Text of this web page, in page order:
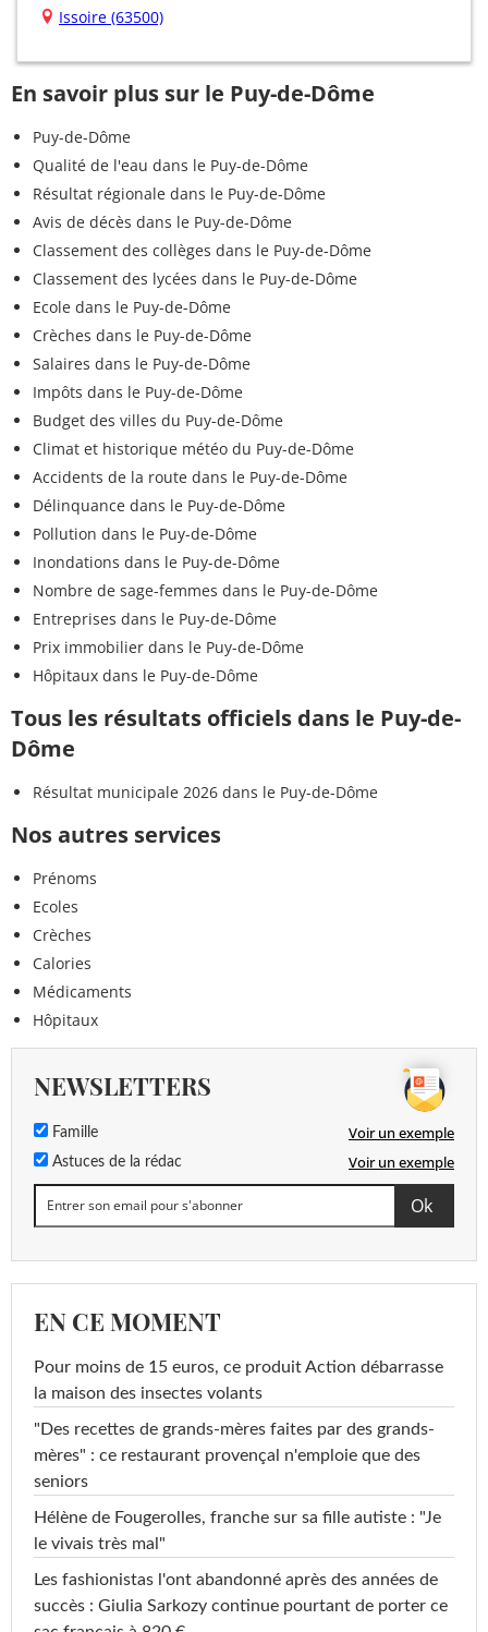
Issoire (63500)
En savoir plus sur le Puy-de-Dôme
Puy-de-Dôme
Qualité de l'eau dans le Puy-de-Dôme
Résultat régionale dans le Puy-de-Dôme
Avis de décès dans le Puy-de-Dôme
Classement des collèges dans le Puy-de-Dôme
Classement des lycées dans le Puy-de-Dôme
Ecole dans le Puy-de-Dôme
Crèches dans le Puy-de-Dôme
Salaires dans le Puy-de-Dôme
Impôts dans le Puy-de-Dôme
Budget des villes du Puy-de-Dôme
Climat et historique météo du Puy-de-Dôme
Accidents de la route dans le Puy-de-Dôme
Délinquance dans le Puy-de-Dôme
Pollution dans le Puy-de-Dôme
Inondations dans le Puy-de-Dôme
Nombre de sage-femmes dans le Puy-de-Dôme
Entreprises dans le Puy-de-Dôme
Prix immobilier dans le Puy-de-Dôme
Hôpitaux dans le Puy-de-Dôme
Tous les résultats officiels dans le Puy-de-
Dôme
Résultat municipale 2026 dans le Puy-de-Dôme
Nos autres services
Prénoms
Ecoles
Crèches
Calories
Médicaments
Hôpitaux
NEWSLETTERS
Famille Voir un exemple
Astuces de la rédac Voir un exemple
EN CE MOMENT
Pour moins de 15 euros, ce produit Action débarrasse
la maison des insectes volants
"Des recettes de grands-mères faites par des grands-
mères" : ce restaurant provençal n'emploie que des
seniors
Hélène de Fougerolles, franche sur sa fille autiste : "Je
le vivais très mal"
Les fashionistas l'ont abandonné après des années de
succès : Giulia Sarkozy continue pourtant de porter ce